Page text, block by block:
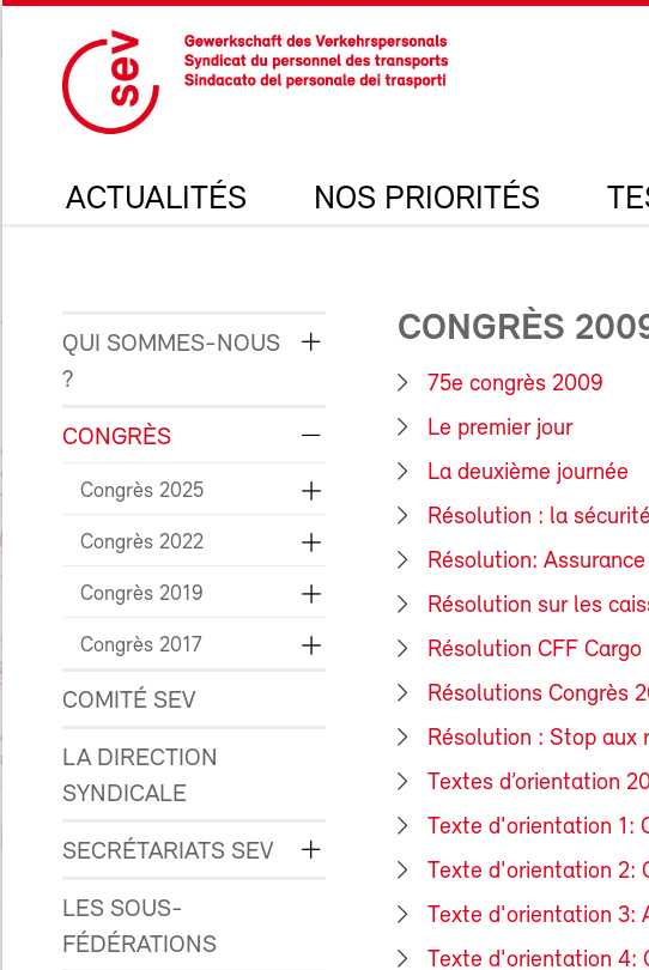
ACTUALITÉS NOS PRIORITÉS
QUI SOMMES-NOUS
?
CONGRÈS
Congrès 2025
Congrès 2022
Congrès 2019
Congrès 2017
COMITÉ SEV
LA DIRECTION
SYNDICALE
SECRÉTARIATS SEV
LES SOUS-
FÉDÉRATIONS
CONGRÈS
75e congrès 2009
Le premier jour
La deuxième journée
Résolution : la
Résolution:
Résolution sur les
Résolution CFF Cargo
Résolutions Congrès
Résolution : Stop aux
Textes d’orientation
Texte d'orientation 1:
Texte d'orientation 2:
Texte d'orientation 3:
Texte d'orientation 4: